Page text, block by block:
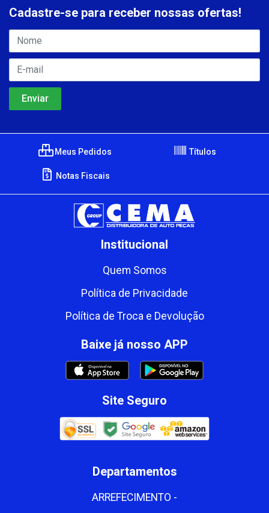
Cadastre-se para receber nossas ofertas!
Meus Pedidos Títulos
Notas Fiscais
Institucional
Quem Somos
Política de Privacidade
Política de Troca e Devolução
Baixe já nosso APP
Site Seguro
Departamentos
ARREFECIMENTO -